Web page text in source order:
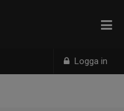
Logga in